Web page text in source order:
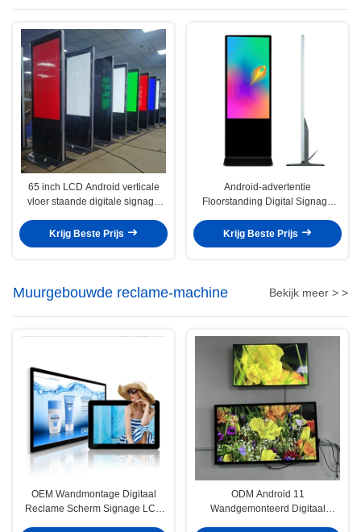
65 inch LCD Android verticale
vloer staande digitale signage
Krijg Beste Prijs
Android-advertentie
Floorstanding Digital Signage
Krijg Beste Prijs
Muurgebouwde reclame-machine Bekijk meer > >
OEM Wandmontage Digitaal
Reclame Scherm Signage LCD
ODM Android 11
Wandgemonteerd Digitaal